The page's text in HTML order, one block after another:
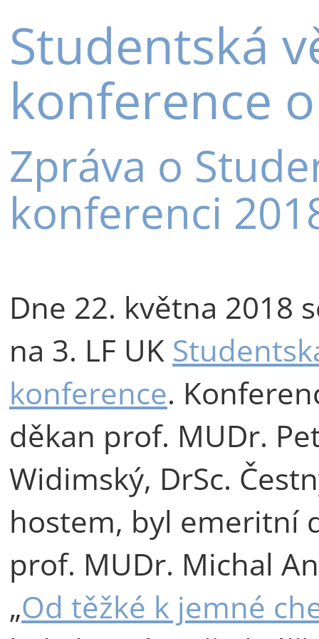
Studentská
konference
Zpráva o
konferenci
Dne 22. května 2018
na 3. LF UK
konference.
děkan prof. MUDr.
Widimský, DrSc.
hostem, byl emeritní
prof. MUDr. Michal
„Od těžké k jemné